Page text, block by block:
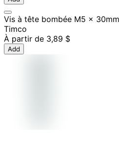
Vis à tête bombée M5 x
Timco
À partir de 3,89 $
Add